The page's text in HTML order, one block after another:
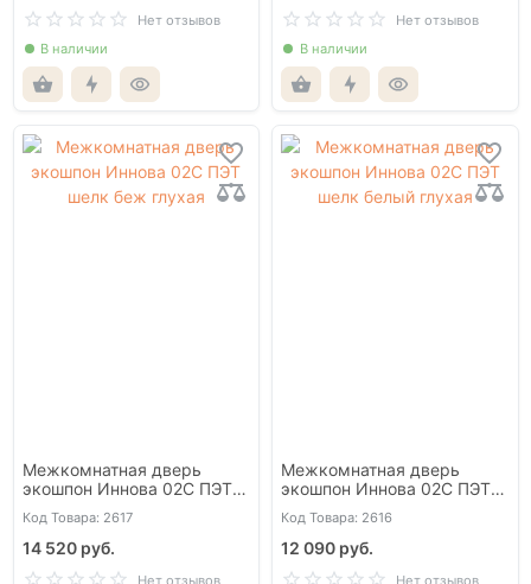
Нет отзывов
В наличии
Нет отзывов
В наличии
Межкомнатная дверь
экошпон Иннова 02С ПЭТ
шелк беж глухая
Код Товара: 2617
14 520 руб.
Нет отзывов
Межкомнатная дверь
экошпон Иннова 02С ПЭТ
шелк белый глухая
Код Товара: 2616
12 090 руб.
Нет отзывов